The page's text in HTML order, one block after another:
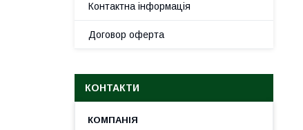
Контактна інформація
Договор оферта
КОНТАКТИ